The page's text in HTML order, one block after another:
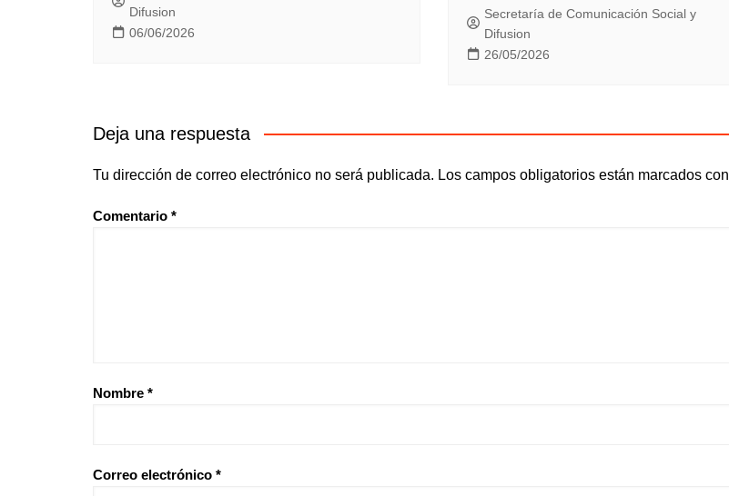
Difusion
06/06/2026
Secretaría de Comunicación Social y
Difusion
26/05/2026
Deja una respuesta
Tu dirección de correo electrónico no será publicada. Los campos obligatorios están marcados con
Comentario *
Nombre *
Correo electrónico *